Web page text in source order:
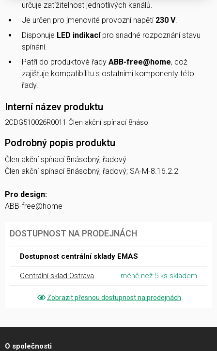
určuje zatížitelnost jednotlivých kanálů.
Je určen pro jmenovité provozní napětí 230 V.
Disponuje LED indikacípro snadné rozpoznání stavu
spínání.
Patří do produktové řady ABB-free@home, což
zajišťuje kompatibilitu s ostatními komponenty této
řady.
Interní název produktu
2CDG510026R0011 Člen akční spínací 8náso
Podrobný popis produktu
Člen akční spínací 8násobný, řadový
Člen akční spínací 8násobný, řadový; SA-M-8.16.2.2
Pro design:
ABB-free@home
DOSTUPNOST NA PRODEJNÁCH
Dostupnost centrální sklady EMAS
Centrální sklad Ostrava méně než 5 ks skladem
Zobrazit přesnou dostupnost na prodejnách
O společnosti